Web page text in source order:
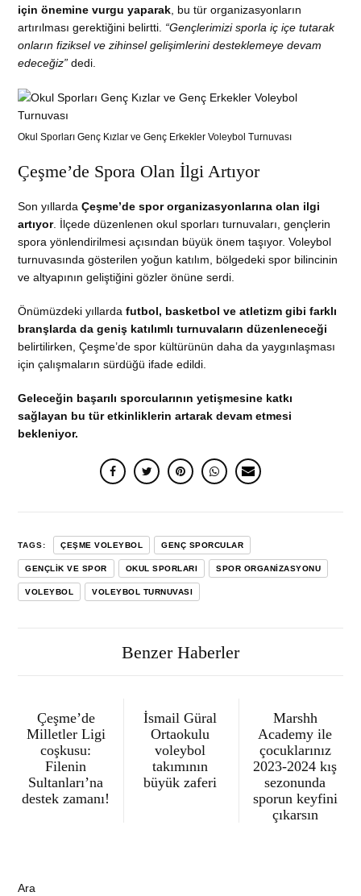
için önemine vurgu yaparak , bu tür organizasyonların
artırılması gerektiğini belirtti. “Gençlerimizi sporla iç içe tutarak
onların fiziksel ve zihinsel gelişimlerini desteklemeye devam
edeceğiz” dedi.
Okul Sporları Genç Kızlar ve Genç Erkekler Voleybol Turnuvası
Çeşme’de Spora Olan İlgi Artıyor
Son yıllardaÇeşme’de spor organizasyonlarına olan ilgi
artıyor. İlçede düzenlenen okul sporları turnuvaları, gençlerin
spora yönlendirilmesi açısından büyük önem taşıyor. Voleybol
turnuvasında gösterilen yoğun katılım, bölgedeki spor bilincinin
ve altyapının geliştiğini gözler önüne serdi.
Önümüzdeki yıllardafutbol, basketbol ve atletizm gibi farklı
branşlarda da geniş katılımlı turnuvaların düzenleneceği
belirtilirken, Çeşme’de spor kültürünün daha da yaygınlaşması
için çalışmaların sürdüğü ifade edildi.
Geleceğin başarılı sporcularının yetişmesine katkı
sağlayan bu tür etkinliklerin artarak devam etmesi
bekleniyor.
TAGS: ÇEŞME VOLEYBOL GENÇ SPORCULAR
GENÇLIK VE SPOR OKUL SPORLARI SPOR ORGANIZASYONU
VOLEYBOL VOLEYBOL TURNUVASI
Benzer Haberler
Çeşme’de
Milletler Ligi
coşkusu:
Filenin
Sultanları’na
destek zamanı!
İsmail Güral
Ortaokulu
voleybol
takımının
büyük zaferi
Marshh
Academy ile
çocuklarınız
2023-2024 kış
sezonunda
sporun keyfini
çıkarsın
Ara